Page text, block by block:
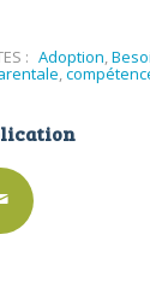
: Adoption,
,